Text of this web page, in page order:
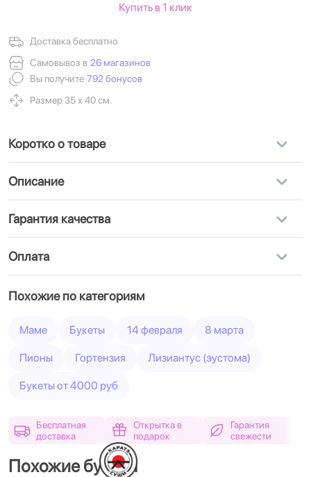
Доставка бесплатно
Самовывоз в 26 магазинов
Вы получите 792 бонусов
Размер 35 х 40 см.
Купить в 1 клик
Коротко о товаре
Описание
Гарантия качества
Оплата
Похожие по категориям
Маме Букеты 14 февраля 8 марта
Пионы Гортензия Лизиантус (эустома)
Букеты от 4000 руб
Бесплатная
доставка
Открытка в
подарок
Гарантия
свежести
Похожие букеты